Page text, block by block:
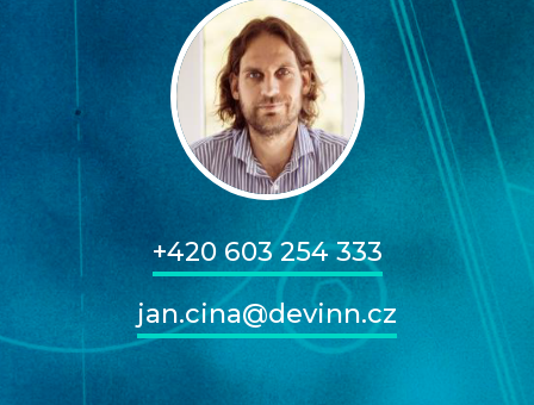
+420 603 254 333
jan.cina@devinn.cz